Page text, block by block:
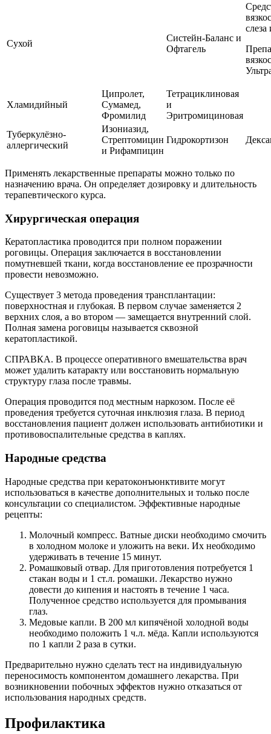
Сухой
Систейн-Баланс и
Офтагель
Хламидийный
Ципролет,
Сумамед,
Фромилид
Тетрациклиновая
и
Эритромициновая
Туберкулёзно-
аллергический
Изониазид,
Стрептомицин
и Рифампицин
Гидрокортизон
Применять лекарственные препараты можно только по
назначению врача. Он определяет дозировку и длительность
терапевтического курса.
Хирургическая операция
Кератопластика проводится при полном поражении
роговицы. Операция заключается в восстановлении
помутневшей ткани, когда восстановление ее прозрачности
провести невозможно.
Существует 3 метода проведения трансплантации:
поверхностная и глубокая. В первом случае заменяется 2
верхних слоя, а во втором — замещается внутренний слой.
Полная замена роговицы называется сквозной
кератопластикой.
СПРАВКА. В процессе оперативного вмешательства врач
может удалить катаракту или восстановить нормальную
структуру глаза после травмы.
Операция проводится под местным наркозом. После её
проведения требуется суточная инклюзия глаза. В период
восстановления пациент должен использовать антибиотики и
противовоспалительные средства в каплях.
Народные средства
Народные средства при кератоконъюнктивите могут
использоваться в качестве дополнительных и только после
консультации со специалистом. Эффективные народные
рецепты:
Молочный компресс. Ватные диски необходимо смочить
в холодном молоке и уложить на веки. Их необходимо
удерживать в течение 15 минут.
Ромашковый отвар. Для приготовления потребуется 1
стакан воды и 1 ст.л. ромашки. Лекарство нужно
довести до кипения и настоять в течение 1 часа.
Полученное средство используется для промывания
глаз.
Медовые капли. В 200 мл кипячёной холодной воды
необходимо положить 1 ч.л. мёда. Капли используются
по 1 капли 2 раза в сутки.
Предварительно нужно сделать тест на индивидуальную
переносимость компонентом домашнего лекарства. При
возникновении побочных эффектов нужно отказаться от
использования народных средств.
Профилактика